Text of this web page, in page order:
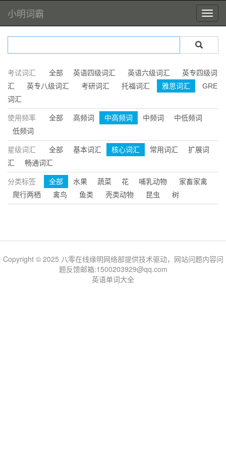
小明词霸
考试词汇 全部 英语四级词汇 英语六级词汇
英专四级词
汇
英专八级词汇 考研词汇 托福词汇 雅思词汇
GRE
词汇
使用频率 全部 高频词 中高频词 中频词
中低频词
低频词
星级词汇 全部 基本词汇 核心词汇 常用词汇
扩展词
汇
畅通词汇
分类标签 全部 水果 蔬菜 花 哺乳动物
家畜家禽
爬行两栖
禽鸟 鱼类 壳类动物 昆虫 树
Copyright © 2025 八零在线缘明网络部提供技术驱动，网站问题内容问
题反馈邮箱:1500203929@qq.com
英语单词大全